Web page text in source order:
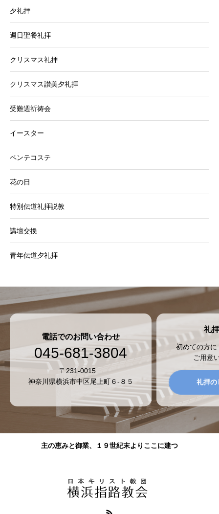
夕礼拝
週日聖餐礼拝
クリスマス礼拝
クリスマス讃美夕礼拝
受難週祈祷会
イースター
ペンテコステ
花の日
特別伝道礼拝説教
講壇交換
青年伝道夕礼拝
電話でのお問い合わせ
045-681-3804
〒231-0015
神奈川県横浜市中区尾上町６-８５
礼
初めての方
ご用意
礼拝の
主の恵みと御業、１９世紀末よりここに建つ